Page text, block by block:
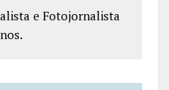
e Fotojornalista